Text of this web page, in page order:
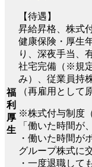
福
利
厚
生
【待遇】
昇給昇格、株式
健康保険・厚生
り、深夜手当、
社宅完備（※規
み）、従業員持
（再雇用として
※株式付与制度
「働いた時間が
・働いた時間が
グループ株式に
・一度退職して